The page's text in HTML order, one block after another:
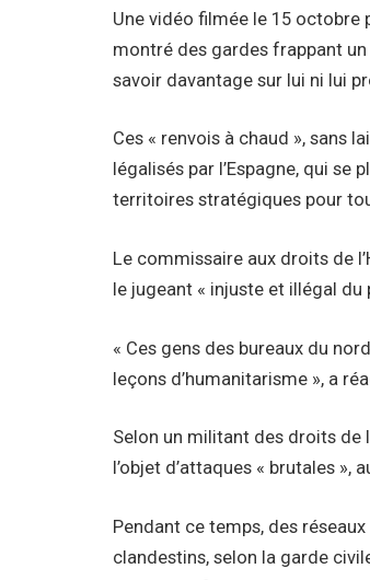
Une vidéo filmée le 15 octobre
montré des gardes frappant
savoir davantage sur lui ni lui
Ces « renvois à chaud », sans
légalisés par l’Espagne, qui
territoires stratégiques pour
Le commissaire aux droits de
le jugeant « injuste et illégal
« Ces gens des bureaux du
leçons d’humanitarisme », a
Selon un militant des droits de
l’objet d’attaques « brutales »,
Pendant ce temps, des
clandestins, selon la garde